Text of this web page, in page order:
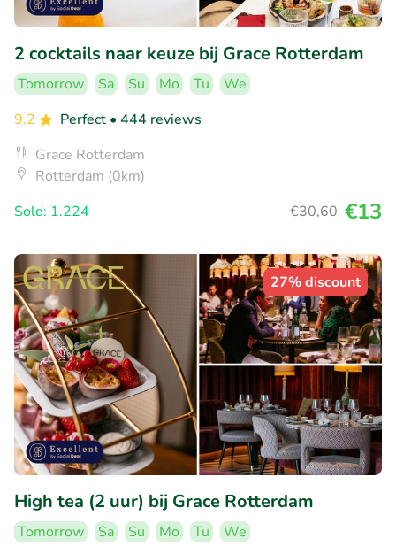
2 cocktails naar keuze bij Grace Rotterdam
Tomorrow Sa Su Mo Tu
We
9.2
Perfect • 444 reviews
Grace Rotterdam
Rotterdam (0km)
Sold: 1.224
€30,60 €13
27% discount
High tea (2 uur) bij Grace Rotterdam
Tomorrow Sa Su Mo Tu
We